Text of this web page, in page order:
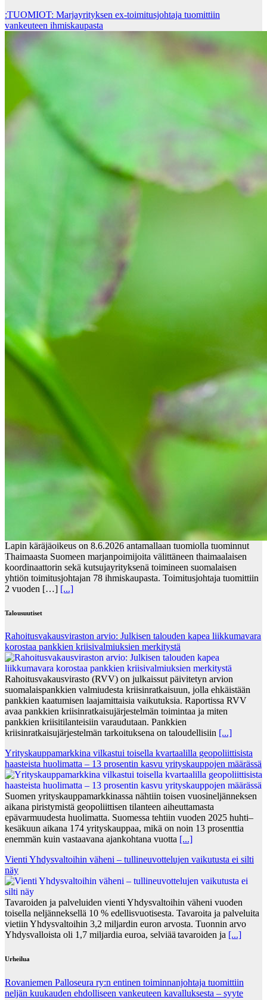
:TUOMIOT: Marjayrityksen ex-toimitusjohtaja tuomittiin
vankeuteen ihmiskaupasta
Lapin käräjäoikeus on 8.6.2026 antamallaan tuomiolla tuominnut
Thaimaasta Suomeen marjanpoimijoita välittäneen thaimaalaisen
koordinaattorin sekä kutsujayrityksenä toimineen suomalaisen
yhtiön toimitusjohtajan 78 ihmiskaupasta. Toimitusjohtaja tuomittiin
2 vuoden […] [...]
Talousuutiset
Rahoitusvakausviraston arvio: Julkisen talouden kapea liikkumavara
korostaa pankkien kriisivalmiuksien merkitystä
Rahoitusvakausvirasto (RVV) on julkaissut päivitetyn arvion
suomalaispankkien valmiudesta kriisinratkaisuun, jolla ehkäistään
pankkien kaatumisen laajamittaisia vaikutuksia. Raportissa RVV
avaa pankkien kriisinratkaisujärjestelmän toimintaa ja miten
pankkien kriisitilanteisiin varaudutaan. Pankkien
kriisinratkaisujärjestelmän tarkoituksena on taloudellisiin [...]
Yrityskauppamarkkina vilkastui toisella kvartaalilla geopoliittisista
haasteista huolimatta – 13 prosentin kasvu yrityskauppojen määrässä
Suomen yrityskauppamarkkinassa nähtiin toisen vuosineljänneksen
aikana piristymistä geopoliittisen tilanteen aiheuttamasta
epävarmuudesta huolimatta. Suomessa tehtiin vuoden 2025 huhti–
kesäkuun aikana 174 yrityskauppaa, mikä on noin 13 prosenttia
enemmän kuin vastaavana ajankohtana vuotta [...]
Vienti Yhdysvaltoihin väheni – tullineuvottelujen vaikutusta ei silti
näy
Tavaroiden ja palveluiden vienti Yhdysvaltoihin väheni vuoden
toisella neljänneksellä 10 % edellisvuotisesta. Tavaroita ja palveluita
vietiin Yhdysvaltoihin 3,2 miljardin euron arvosta. Tuonnin arvo
Yhdysvalloista oli 1,7 miljardia euroa, selviää tavaroiden ja [...]
Urheilua
Rovaniemen Palloseura ry:n entinen toiminnanjohtaja tuo­mit­tiin
neljän kuu­kau­den eh­dol­li­seen van­keu­teen ka­val­luk­ses­ta – syyte